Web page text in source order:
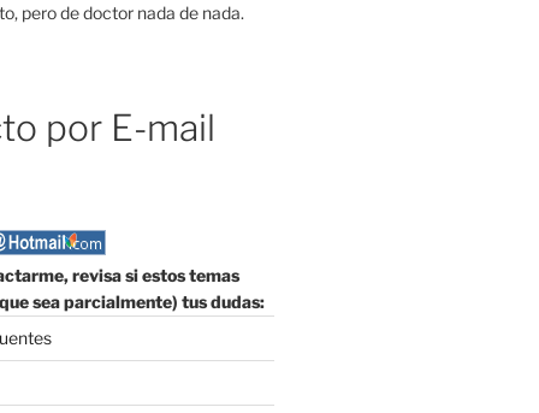
pero de doctor nada de nada.
por E-mail
revisa si estos temas
sea parcialmente) tus dudas: